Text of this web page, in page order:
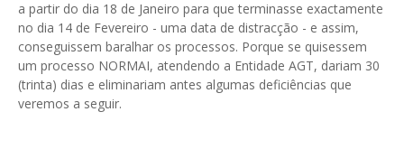
a partir do dia 18 de Janeiro para que terminasse exactamente
no dia 14 de Fevereiro - uma data de distracção - e assim,
conseguissem baralhar os processos. Porque se quisessem
um processo NORMAI, atendendo a Entidade AGT, dariam 30
(trinta) dias e eliminariam antes algumas deficiências que
veremos a seguir.